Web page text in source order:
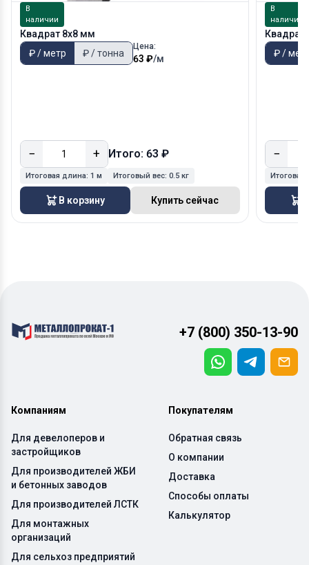
В
наличии
Квадрат 8х8 мм
₽ / метр
₽ / тонна
Цена:
63 ₽/м
− + Итого: 63 ₽
Итоговая длина: 1 м Итоговый вес: 0.5 кг
В корзину Купить сейчас
В
наличии
Квадрат
₽ /
−
+7 (800) 350-13-90
Компаниям
Для девелоперов и
застройщиков
Для производителей ЖБИ
и бетонных заводов
Для производителей ЛСТК
Для монтажных
организаций
Для сельхоз предприятий
Покупателям
Обратная связь
О компании
Доставка
Способы оплаты
Калькулятор